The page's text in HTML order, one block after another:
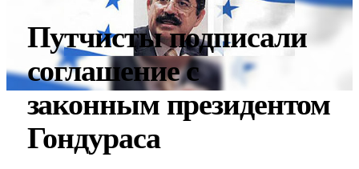
Путчисты подписали
соглашение с
законным президентом
Гондураса